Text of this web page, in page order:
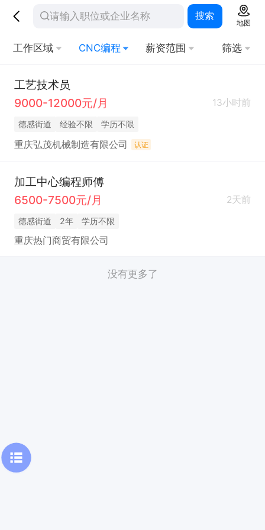
搜索
地图
工作区域 CNC编程 薪资范围 筛选
工艺技术员
9000-12000元/月
13小时前
德感街道 经验不限 学历不限
重庆弘茂机械制造有限公司 认证
加工中心编程师傅
6500-7500元/月
2天前
德感街道 2年 学历不限
重庆热门商贸有限公司
没有更多了